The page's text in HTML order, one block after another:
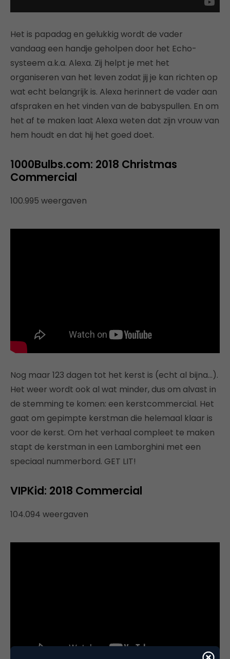
Het is papadag en gelukkig wordt de vader
vandaag een handje geholpen door het Echo-
systeem a.k.a. Alexa. Zij helpt je met het
organiseren van het leven zodat jij je kan richten op
wat echt belangrijk is. Alexa herinnert de vader aan
afspraken en het vinden van de babyspullen. En om
het af te maken laat Alexa weten dat zijn vrouw van
hem houdt en dat hij het goed doet.
1000Bulbs.com: 2018 Christmas
Commercial
100.995 weergaven
Nog maar 123 dagen tot het kerst is (echt al bijna…).
Het weer wordt ook al wat minder, dus om alvast in
de stemming te komen: een kerstcommercial. Het
gaat om gepimpte kerstman die helemaal klaar is
voor de kerst. Om het verhaal compleet te maken
stapt de kerstman in een Lamborghini met een
speciaal nummerbord. GET LIT!
VIPKid: 2018 Commercial
104.094 weergaven